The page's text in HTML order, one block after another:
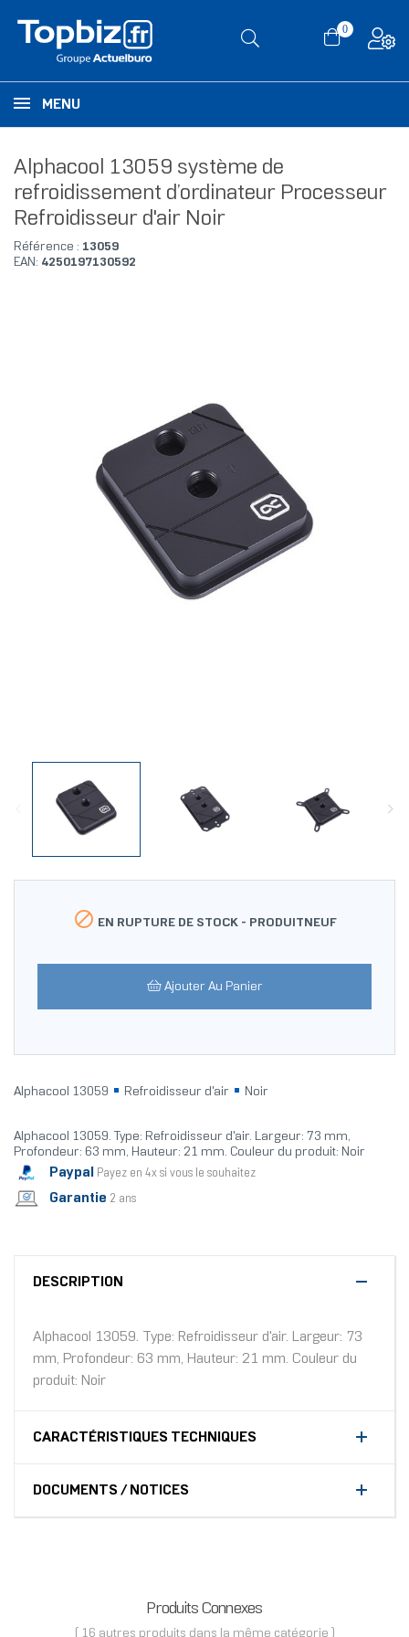
0
MENU
Alphacool 13059 système de
refroidissement d’ordinateur Processeur
Refroidisseur d'air Noir
Référence : 13059
EAN: 4250197130592
 EN RUPTURE DE STOCK - PRODUITNEUF
Ajouter Au Panier
Alphacool 13059 Refroidisseur d'air Noir
Alphacool 13059. Type: Refroidisseur d'air. Largeur: 73 mm,
Profondeur: 63 mm, Hauteur: 21 mm. Couleur du produit: Noir
Paypal Payez en 4x si vous le souhaitez
Garantie 2 ans
DESCRIPTION
Alphacool 13059. Type: Refroidisseur d'air. Largeur: 73
mm, Profondeur: 63 mm, Hauteur: 21 mm. Couleur du
produit: Noir
CARACTÉRISTIQUES TECHNIQUES
DOCUMENTS / NOTICES
Produits Connexes
( 16 autres produits dans la même catégorie )